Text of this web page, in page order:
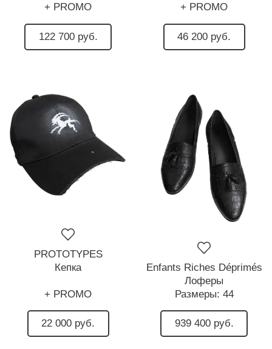
+ PROMO
122 700 руб.
+ PROMO
46 200 руб.
PROTOTYPES
Кепка
+ PROMO
22 000 руб.
Enfants Riches Déprimés
Лоферы
Размеры: 44
939 400 руб.